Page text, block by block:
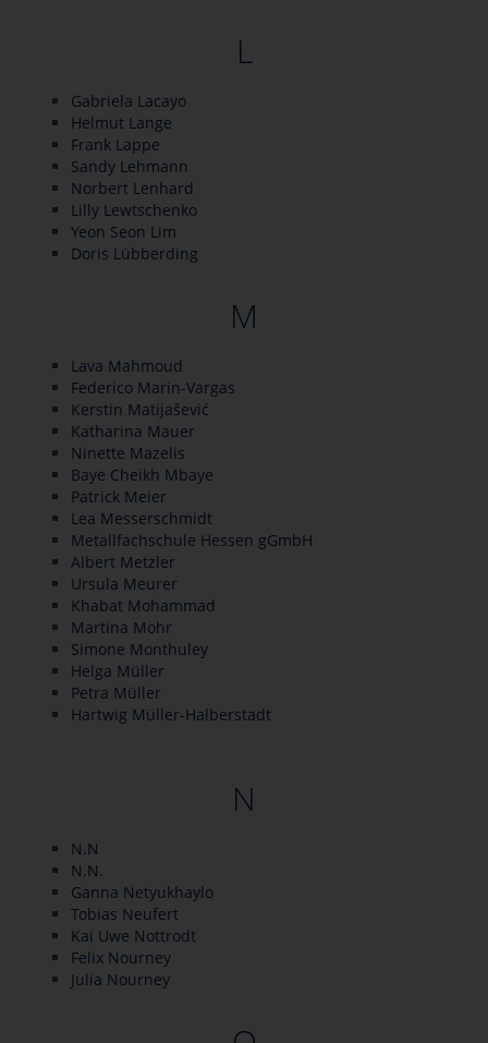
L
Gabriela Lacayo
Helmut Lange
Frank Lappe
Sandy Lehmann
Norbert Lenhard
Lilly Lewtschenko
Yeon Seon Lim
Doris Lübberding
M
Lava Mahmoud
Federico Marin-Vargas
Kerstin Matijašević
Katharina Mauer
Ninette Mazelis
Baye Cheikh Mbaye
Patrick Meier
Lea Messerschmidt
Metallfachschule Hessen gGmbH
Albert Metzler
Ursula Meurer
Khabat Mohammad
Martina Mohr
Simone Monthuley
Helga Müller
Petra Müller
Hartwig Müller-Halberstadt
N
N.N
N.N.
Ganna Netyukhaylo
Tobias Neufert
Kai Uwe Nottrodt
Felix Nourney
Julia Nourney